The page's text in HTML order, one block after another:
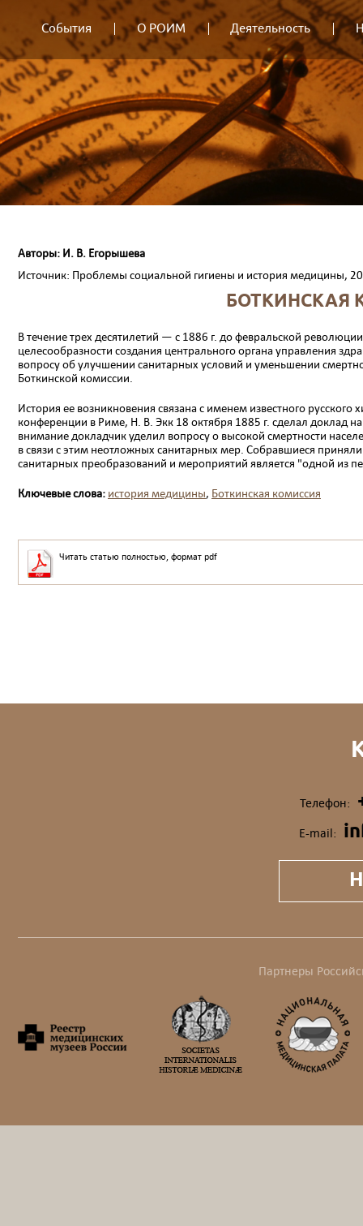
События О РОИМ Деятельность
Авторы: И. В. Егорышева
Источник: Проблемы социальной гигиены и история медицины,
БОТКИНСКАЯ
В течение трех десятилетий — с 1886 г. до февральской
целесообразности создания центрального органа управления
вопросу об улучшении санитарных условий и уменьшении
Боткинской комиссии.
История ее возникновения связана с именем известного
конференции в Риме, Н. В. Экк 18 октября 1885 г. сделал доклад
внимание докладчик уделил вопросу о высокой смертности
в связи с этим неотложных санитарных мер. Собравшиеся
санитарных преобразований и мероприятий является "одной из
Ключевые слова: история медицины, Боткинская комиссия
Читать статью полностью, формат pdf
Телефон:
E-mail:
Партнеры